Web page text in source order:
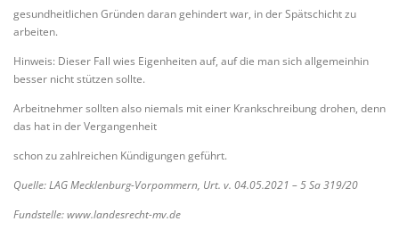
gesundheitlichen Gründen daran gehindert war, in der Spätschicht zu
arbeiten.
Hinweis: Dieser Fall wies Eigenheiten auf, auf die man sich allgemeinhin
besser nicht stützen sollte.
Arbeitnehmer sollten also niemals mit einer Krankschreibung drohen, denn
das hat in der Vergangenheit
schon zu zahlreichen Kündigungen geführt.
Quelle: LAG Mecklenburg-Vorpommern, Urt. v. 04.05.2021 – 5 Sa 319/20
Fundstelle: www.landesrecht-mv.de